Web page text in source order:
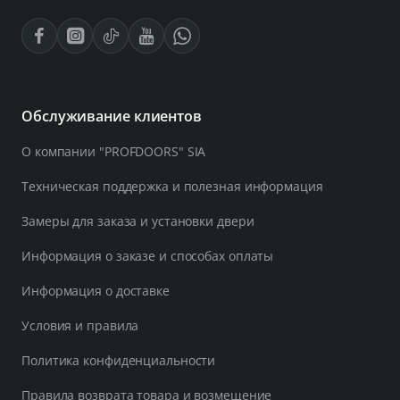
Обслуживание клиентов
О компании "PROFDOORS" SIA
Техническая поддержка и полезная информация
Замеры для заказа и установки двери
Информация о заказе и способах оплаты
Информация о доставке
Условия и правила
Политика конфиденциальности
Правила возврата товара и возмещение